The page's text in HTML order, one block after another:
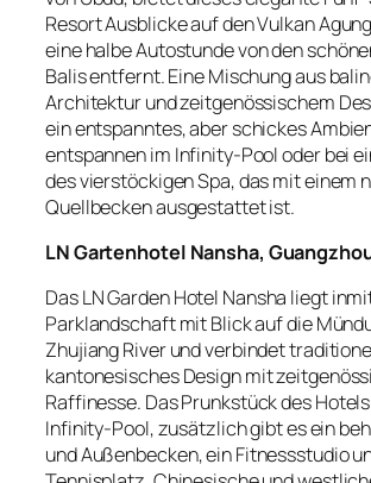
Resort Ausblicke auf den Vulkan
eine halbe Autostunde von den
Balis entfernt. Eine Mischung aus
Architektur und zeitgenössischem
ein entspanntes, aber schickes
entspannen im Infinity-Pool oder bei
des vierstöckigen Spa, das mit einem
Quellbecken ausgestattet ist.
LN Gartenhotel Nansha,
Das LN Garden Hotel Nansha liegt
Parklandschaft mit Blick auf die
Zhujiang River und verbindet
kantonesisches Design mit
Raffinesse. Das Prunkstück des
Infinity-Pool, zusätzlich gibt es ein
und Außenbecken, ein Fitnessstudio